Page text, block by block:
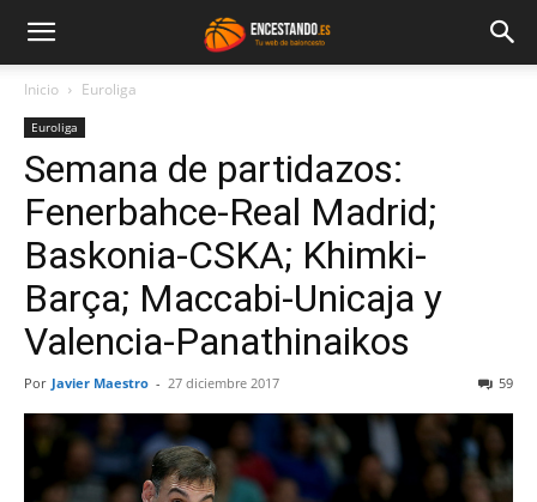
Inicio Euroliga
Euroliga
Semana de partidazos:
Fenerbahce-Real Madrid;
Baskonia-CSKA; Khimki-
Barça; Maccabi-Unicaja y
Valencia-Panathinaikos
Por Javier Maestro - 27 diciembre 2017 59